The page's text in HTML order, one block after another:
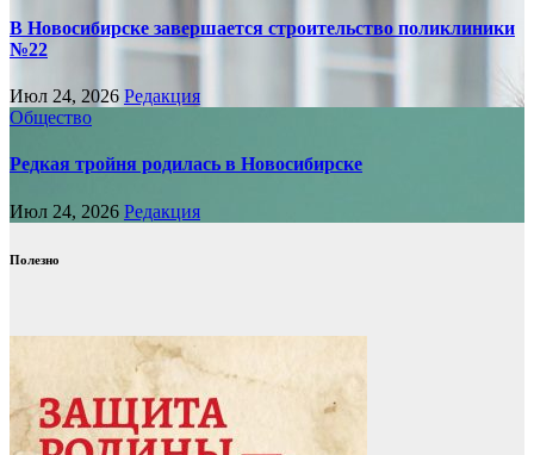
В Новосибирске завершается строительство поликлиники
№22
Июл 24, 2026 Редакция
Общество
Редкая тройня родилась в Новосибирске
Июл 24, 2026 Редакция
Полезно